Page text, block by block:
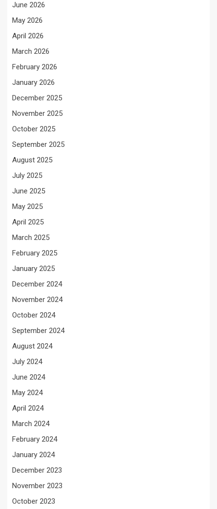
June 2026
May 2026
April 2026
March 2026
February 2026
January 2026
December 2025
November 2025
October 2025
September 2025
August 2025
July 2025
June 2025
May 2025
April 2025
March 2025
February 2025
January 2025
December 2024
November 2024
October 2024
September 2024
August 2024
July 2024
June 2024
May 2024
April 2024
March 2024
February 2024
January 2024
December 2023
November 2023
October 2023